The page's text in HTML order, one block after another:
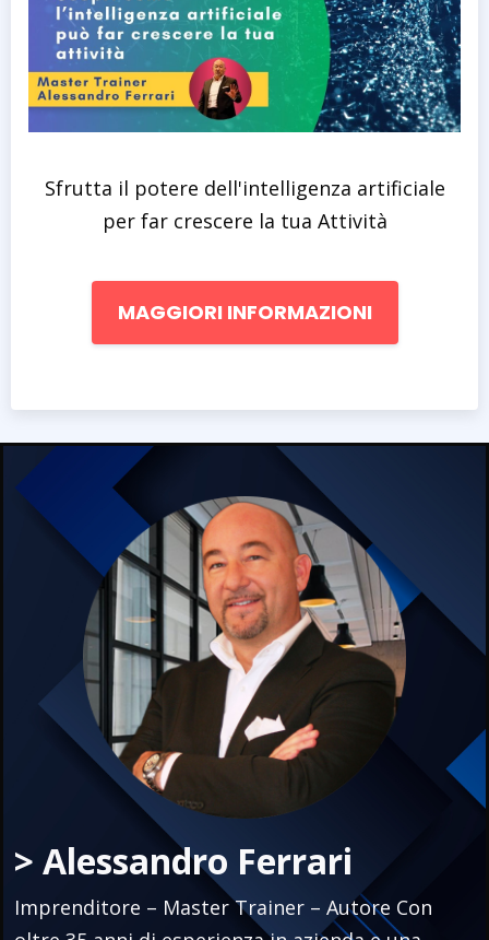
Sfrutta il potere dell'intelligenza artificiale
per far crescere la tua Attività
MAGGIORI INFORMAZIONI
> Alessandro Ferrari
Imprenditore – Master Trainer – Autore Con